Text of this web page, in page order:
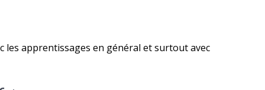
les apprentissages en général et surtout avec